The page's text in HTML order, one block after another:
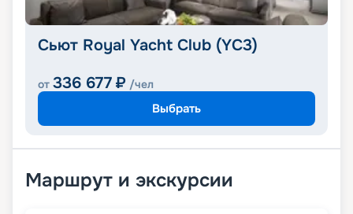
Сьют Royal Yacht Club (YC3)
от 336 677 ₽ /чел
Выбрать
Маршрут и экскурсии